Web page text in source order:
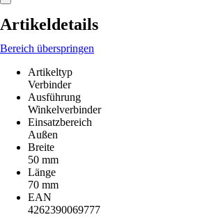
Artikeldetails
Bereich überspringen
Artikeltyp
Verbinder
Ausführung
Winkelverbinder
Einsatzbereich
Außen
Breite
50 mm
Länge
70 mm
EAN
4262390069777